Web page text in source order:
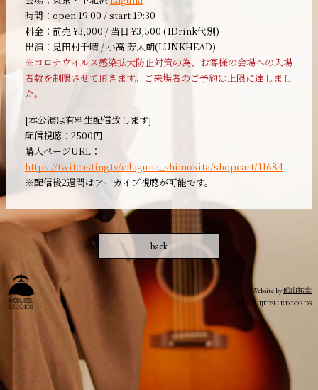
時間：open 19:00 / start 19:30
料金：前売 ¥3,000 / 当日 ¥3,500 (1Drink代別)
出演：見田村千晴 / 小高 芳太朗(LUNKHEAD)
※コロナウイルス感染拡大防止対策の為、お客様の会場への入場
者数を制限させて頂きます。ご来場者のご予約は上限に達しまし
た。
[本公演は有料生配信致します]
配信視聴：2500円
購入ページURL：
https://twitcasting.tv/c:laguna_shimokita/shopcart/11684
※配信後2週間はアーカイブ視聴が可能です。
back
Website by船山祐幸
© KICHIJITSU RECORDS